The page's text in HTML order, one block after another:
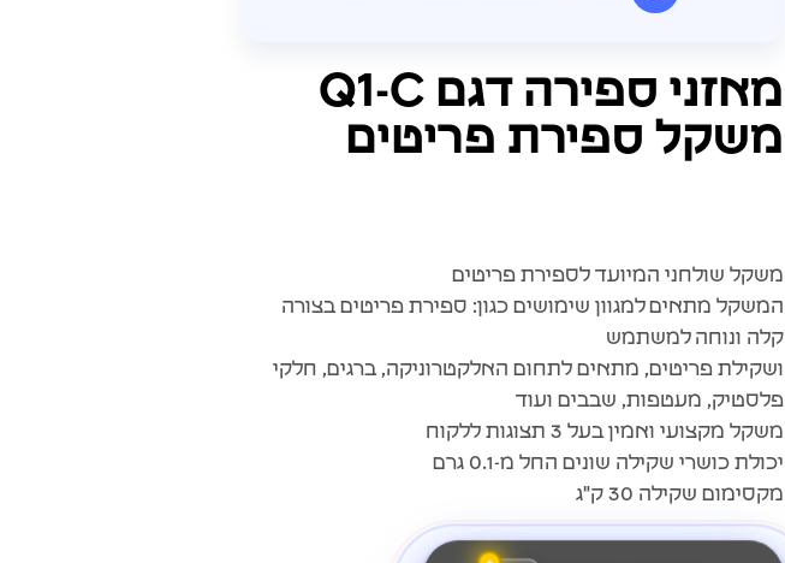
מאזני ספירה דגם Q1-C
משקל ספירת פריטים
משקל שולחני המיועד לספירת פריטים
המשקל מתאים למגוון שימושים כגון: ספירת פריטים בצורה
קלה ונוחה למשתמש
ושקילת פריטים, מתאים לתחום האלקטרוניקה, ברגים, חלקי
פלסטיק, מעטפות, שבבים ועוד
משקל מקצועי ואמין בעל 3 תצוגות ללקוח
יכולת כושרי שקילה שונים החל מ-0.1 גרם
מקסימום שקילה 30 ק"ג